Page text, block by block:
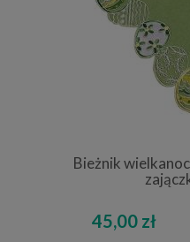
Bieżnik
45,00 zł